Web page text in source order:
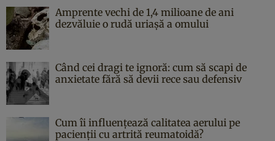
Amprente vechi de 1,4 milioane de ani
dezvăluie o rudă uriașă a omului
Când cei dragi te ignoră: cum să scapi de
anxietate fără să devii rece sau defensiv
Cum îi influențează calitatea aerului pe
pacienții cu artrită reumatoidă?